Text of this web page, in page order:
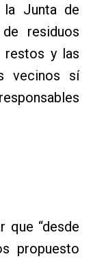
la Junta de
residuos
restos y las
vecinos sí
que “desde
propuesto